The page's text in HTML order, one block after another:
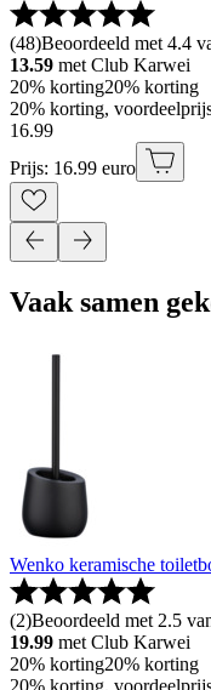
(48)Beoordeeld met 4.4
13.59 met Club Karwei
20% korting20% korting
20% korting,
16.99
Prijs: 16.99 euro
Vaak samen
Wenko keramische
(2)Beoordeeld met 2.5
19.99 met Club Karwei
20% korting20% korting